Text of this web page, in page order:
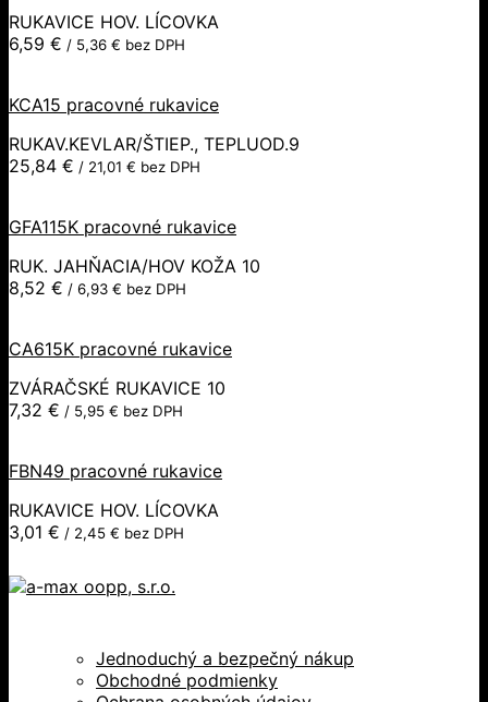
RUKAVICE HOV. LÍCOVKA
6,59 € / 5,36 € bez DPH
KCA15 pracovné rukavice
RUKAV.KEVLAR/ŠTIEP., TEPLUOD.9
25,84 € / 21,01 € bez DPH
GFA115K pracovné rukavice
RUK. JAHŇACIA/HOV KOŽA 10
8,52 € / 6,93 € bez DPH
CA615K pracovné rukavice
ZVÁRAČSKÉ RUKAVICE 10
7,32 € / 5,95 € bez DPH
FBN49 pracovné rukavice
RUKAVICE HOV. LÍCOVKA
3,01 € / 2,45 € bez DPH
Jednoduchý a bezpečný nákup
Obchodné podmienky